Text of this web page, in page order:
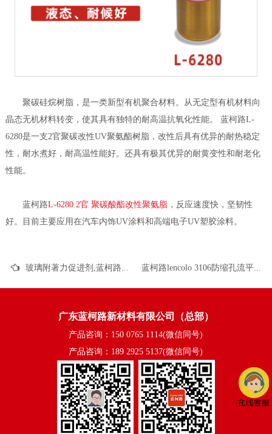
聚碳硅烷树脂，是一类新型有机聚合材料。从无定型有机材料向
晶态无机材料转变，使其具有独特的耐高温抗氧化性能。 蓝柯路L-
6280是一支2官聚碳改性UV聚氨酯树脂，改性后具有优异的耐热稳定
性，耐水煮好，耐高温性能好。还具有极其优异的耐黄变性和耐老化
性能。
蓝柯路L-6280 2官 聚碳酸酯改性聚氨脂，反应速度快，坚韧性
好。目前主要应用在汽车内饰UV涂料和高端电子UV塑胶涂料。
蓝柯路lencolo 3106防缩孔流平剂的功能好特点
广东蓝柯路新材料有限公司（总部）
产品咨询：150 0765 1114(微信同号)
产品咨询：189 2925 5137(微信同号)